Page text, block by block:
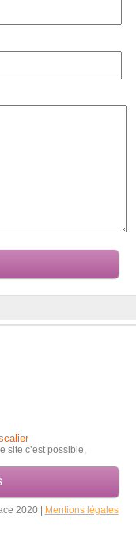
site c’est possible,
2020 | Mentions légales